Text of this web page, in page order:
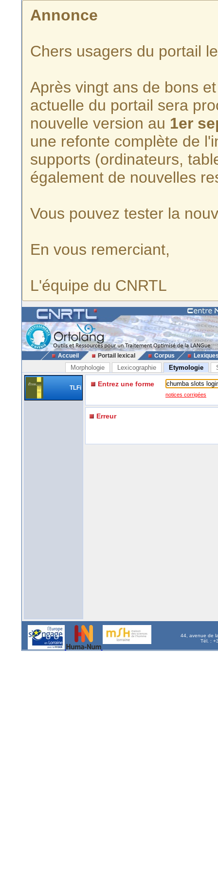
Annonce
Chers usagers du portail
Après vingt ans de bons
actuelle du portail sera
nouvelle version au 1er
une refonte complète de
supports (ordinateurs,
également de nouvelles
Vous pouvez tester la
En vous remerciant,
L'équipe du CNRTL
Accueil Portail lexical Corpus
Morphologie Lexicographie Etymologie
TLFi Entrez une forme
notices corrigées
Erreur
44, avenue de
Tél. :